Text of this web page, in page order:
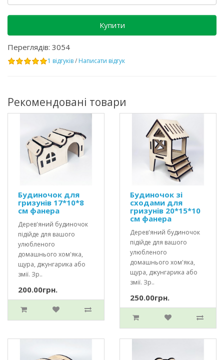
Купити
Переглядів: 3054
1 відгуків/ Написати відгук
Рекомендовані товари
Будиночок для
гризунів 17*10*8
см фанера
Дерев'яний будиночок
підійде для вашого
улюбленого
домашнього хом'яка,
щура, джунгарика або
змії. Зр..
200.00грн.
Будиночок зі
сходами для
гризунів 20*15*10
см фанера
Дерев'яний будиночок
підійде для вашого
улюбленого
домашнього хом'яка,
щура, джунгарика або
змії. Зр..
250.00грн.